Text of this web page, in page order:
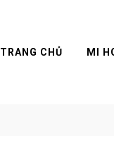
TRANG CHỦ MI